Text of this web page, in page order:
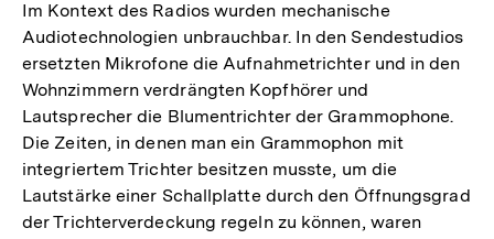
Im Kontext des Radios wurden mechanische
Audiotechnologien unbrauchbar. In den Sendestudios
ersetzten Mikrofone die Aufnahmetrichter und in den
Wohnzimmern verdrängten Kopfhörer und
Lautsprecher die Blumentrichter der Grammophone.
Die Zeiten, in denen man ein Grammophon mit
integriertem Trichter besitzen musste, um die
Lautstärke einer Schallplatte durch den Öffnungsgrad
der Trichterverdeckung regeln zu können, waren